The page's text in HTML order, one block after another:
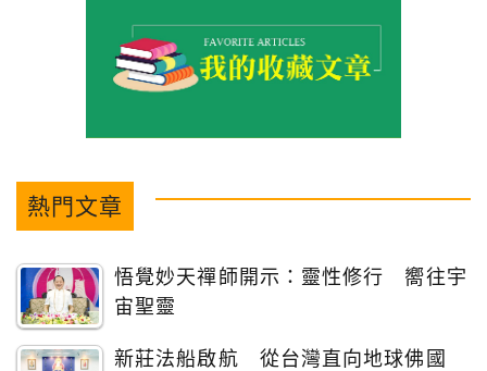
熱門文章
悟覺妙天禪師開示：靈性修行 嚮往宇
宙聖靈
新莊法船啟航 從台灣直向地球佛國